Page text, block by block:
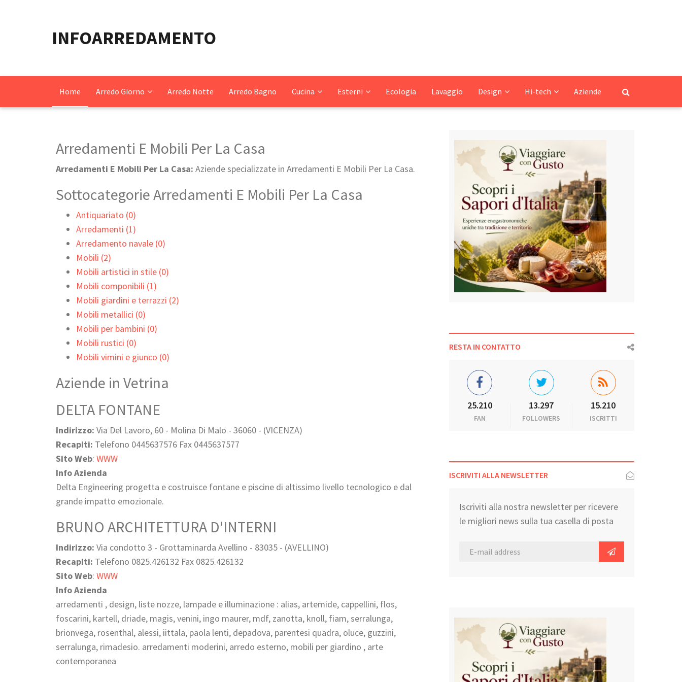
INFOARREDAMENTO
Home Arredo Giorno Arredo Notte Arredo Bagno Cucina Esterni Ecologia Lavaggio Design Hi-tech Aziende
Arredamenti E Mobili Per La Casa
Arredamenti E Mobili Per La Casa: Aziende specializzate in Arredamenti E Mobili Per La Casa.
Sottocategorie Arredamenti E Mobili Per La Casa
Antiquariato (0)
Arredamenti (1)
Arredamento navale (0)
Mobili (2)
Mobili artistici in stile (0)
Mobili componibili (1)
Mobili giardini e terrazzi (2)
Mobili metallici (0)
Mobili per bambini (0)
Mobili rustici (0)
Mobili vimini e giunco (0)
Aziende in Vetrina
DELTA FONTANE
Indirizzo: Via Del Lavoro, 60 - Molina Di Malo - 36060 - (VICENZA)
Recapiti: Telefono 0445637576 Fax 0445637577
Sito Web: WWW
Info Azienda
Delta Engineering progetta e costruisce fontane e piscine di altissimo livello tecnologico e dal
grande impatto emozionale.
BRUNO ARCHITETTURA D'INTERNI
Indirizzo: Via condotto 3 - Grottaminarda Avellino - 83035 - (AVELLINO)
Recapiti: Telefono 0825.426132 Fax 0825.426132
Sito Web: WWW
Info Azienda
arredamenti , design, liste nozze, lampade e illuminazione : alias, artemide, cappellini, flos,
foscarini, kartell, driade, magis, venini, ingo maurer, mdf, zanotta, knoll, fiam, serralunga,
brionvega, rosenthal, alessi, iittala, paola lenti, depadova, parentesi quadra, oluce, guzzini,
serralunga, rimadesio. arredamenti moderini, arredo esterno, mobili per giardino , arte
contemporanea
RESTA IN CONTATTO
25.210
FAN
13.297
FOLLOWERS
15.210
ISCRITTI
ISCRIVITI ALLA NEWSLETTER
Iscriviti alla nostra newsletter per ricevere
le migliori news sulla tua casella di posta